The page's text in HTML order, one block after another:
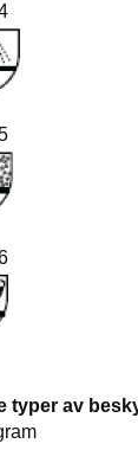
4
5
6
typer av